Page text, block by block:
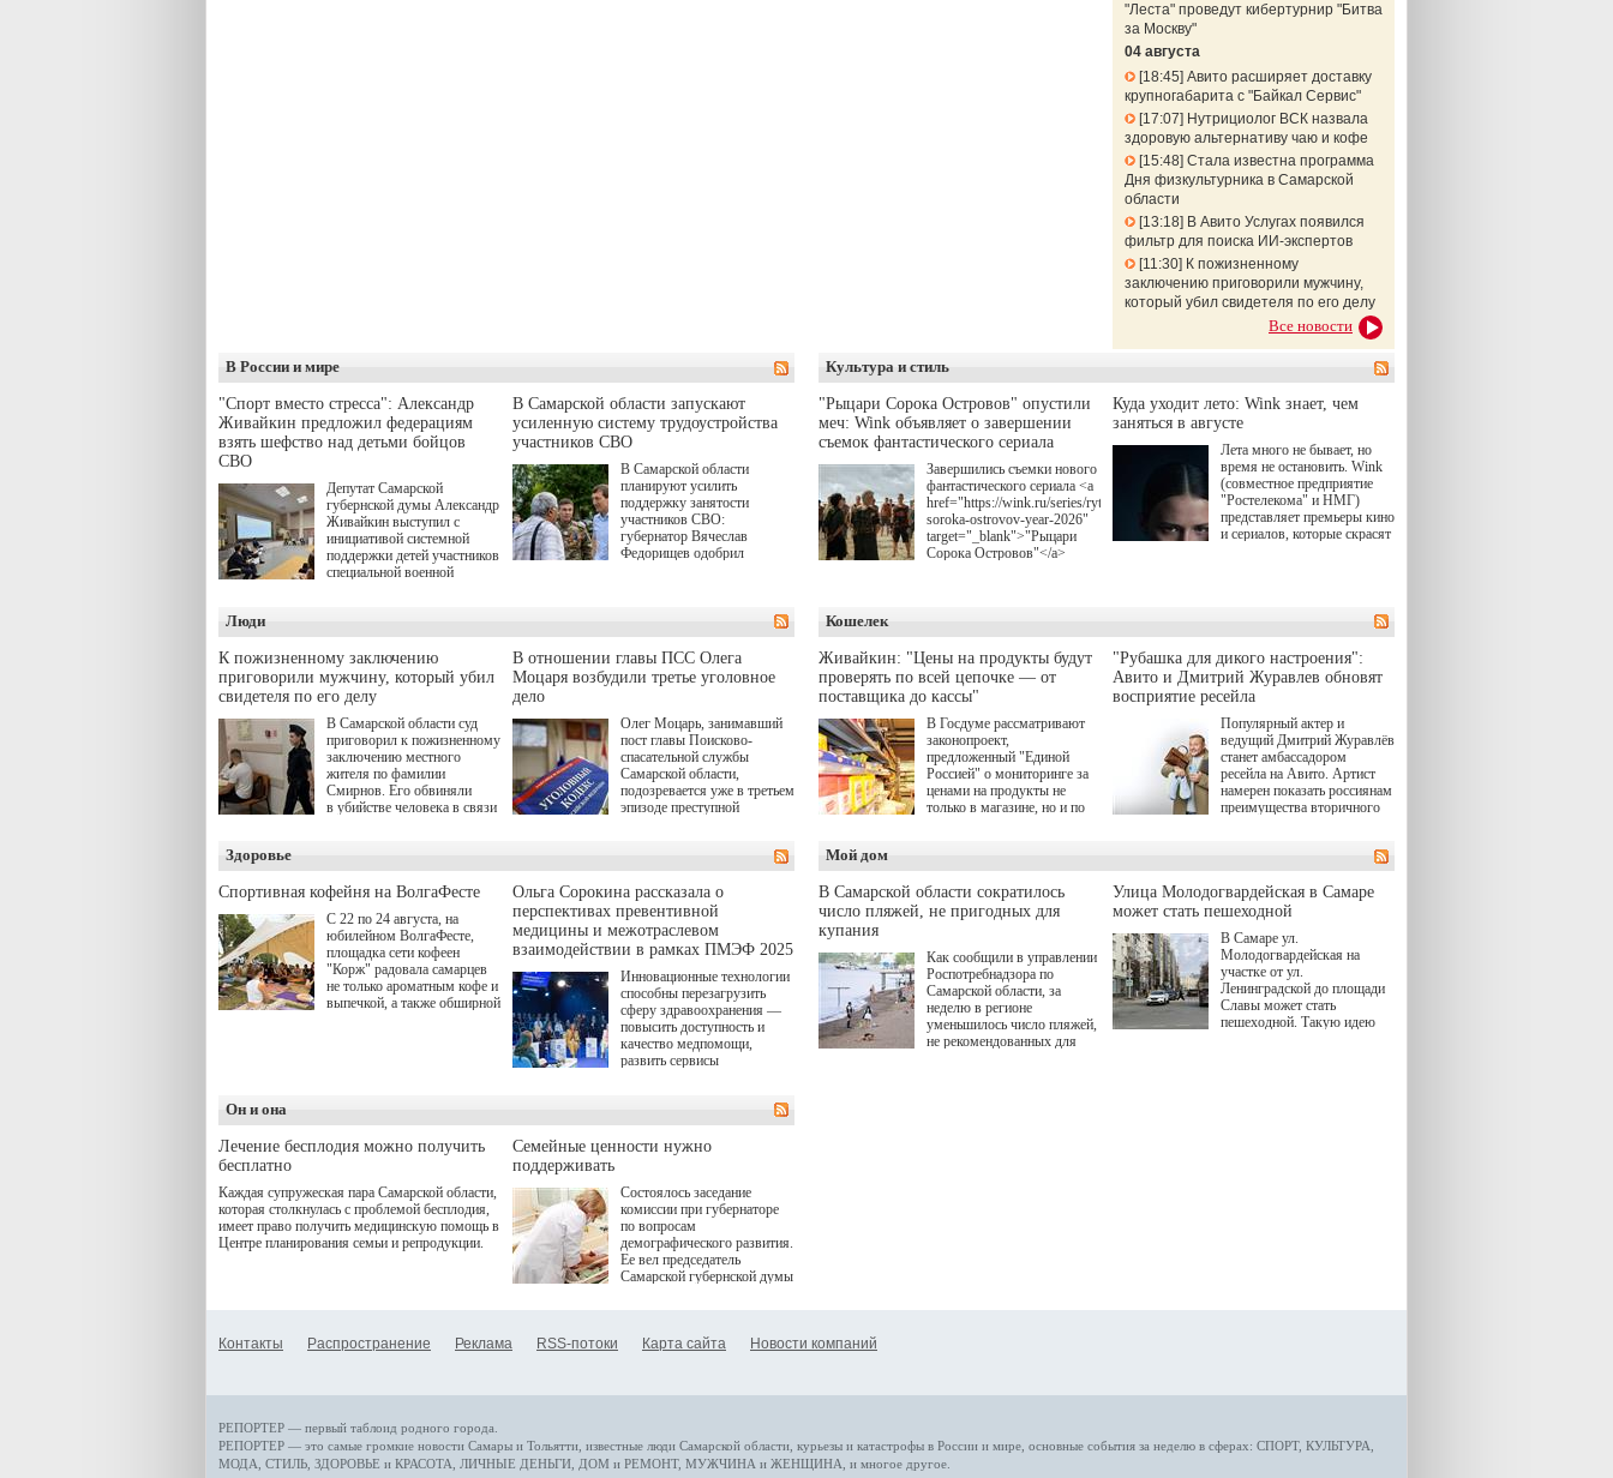
"Леста" проведут кибертурнир "Битва
за Москву"
04 августа
18:45 Авито расширяет доставку
крупногабарита с "Байкал Сервис"
17:07
Нутрициолог ВСК назвала
здоровую альтернативу чаю и кофе
15:48 Стала известна программа
Дня физкультурника в Самарской
области
13:18 В Авито Услугах появился
фильтр для поиска ИИ-экспертов
11:30 К пожизненному
заключению приговорили мужчину,
который убил свидетеля по его делу
Все новости
В России и мире
"Спорт вместо стресса": Александр
Живайкин предложил федерациям
взять шефство над детьми бойцов
СВО
Депутат Самарской
губернской думы Александр
Живайкин выступил с
инициативой системной
поддержки детей участников
специальной военной
"Помощь фронту и семьям
участников СВО", которая
прошла в Отрадном 7
августа.
В Самарской области запускают
усиленную систему трудоустройства
участников СВО
В Самарской области
планируют усилить
поддержку занятости
участников СВО:
губернатор Вячеслав
Федорищев одобрил
Живайкина, направленные
на трудоустройство и более
спокойную адаптацию к
мирной жизни.
Культура и стиль
"Рыцари Сорока Островов" опустили
меч: Wink объявляет о завершении
съемок фантастического сериала
Завершились съемки нового
фантастического сериала <a
href="https://wink.ru/series/rytsari-
soroka-ostrovov-year-2026"
target="_blank">"Рыцари
Сорока Островов"</a>
одноименного романа
Сергея Лукьяненко. Главные
роли в проекте исполнили
Артем Кошман, Полина
Гухман, Вероника
Устимова, Олег Савостюк,
Святослав Рогожан, Кузьма
Котрелёв, Никита
Кологривый, Елисей
Чучилин, Александра
Нестерова, Ника Жукова, а
Волкова в роли родителей.
Режиссер-постановщик
проекта — Егор Чичканов
(сериалы "Комбинация", "И
Куда уходит лето: Wink знает, чем
заняться в августе
Лета много не бывает, но
время не остановить. Wink
(совместное предприятие
"Ростелекома" и НМГ)
представляет премьеры кино
и сериалов, которые скрасят
target="_blank">"Холод"
</a> (18+) останется только
на экране — весь август по
четвергам продолжат
выходить новые эпизоды
сериала, в котором
беспощадным возмездием в
духе графа Монте-Кристо
занимается наша
современница.
Люди
К пожизненному заключению
приговорили мужчину, который убил
свидетеля по его делу
В Самарской области суд
приговорил к пожизненному
заключению местного
жителя по фамилии
Смирнов. Его обвиняли
в убийстве человека в связи
В отношении главы ПСС Олега
Моцаря возбудили третье уголовное
дело
Олег Моцарь, занимавший
пост главы Поисково-
спасательной службы
Самарской области,
подозревается уже в третьем
эпизоде преступной
о превышении полномочий,
а сам он находится в СИЗО.
Кошелек
Живайкин: "Цены на продукты будут
проверять по всей цепочке — от
поставщика до кассы"
В Госдуме рассматривают
законопроект,
предложенный "Единой
Россией" о мониторинге за
ценами на продукты не
только в магазине, но и по
подорожания было понятно,
где именно цена "поехала"
вверх и кто её разогнал.
"Рубашка для дикого настроения":
Авито и Дмитрий Журавлев обновят
восприятие ресейла
Популярный актер и
ведущий Дмитрий Журавлёв
станет амбассадором
ресейла на Авито. Артист
намерен показать россиянам
преимущества вторичного
для современного и умного
человека.
Здоровье
Спортивная кофейня на ВолгаФесте
С 22 по 24 августа, на
юбилейном ВолгаФесте,
площадка сети кофеен
"Корж" радовала самарцев
не только ароматным кофе и
выпечкой, а также обширной
Ольга Сорокина рассказала о
перспективах превентивной
медицины и межотраслевом
взаимодействии в рамках ПМЭФ 2025
Инновационные технологии
способны перезагрузить
сферу здравоохранения —
повысить доступность и
качество медпомощи,
развить сервисы
определенными барьерами.
К ним можно отнести
возникающие при работе с
данными пациентов. Для
более динамичного роста
проникновения инноваций в
сегмент необходимо кросс-
отраслевое взаимодействие
рассказала Ольга Сорокина,
ходе сессии "Развитие
качества жизни" в рамках
ПМЭФ 2025. В дискуссии
Мой дом
В Самарской области сократилось
число пляжей, не пригодных для
купания
Как сообщили в управлении
Роспотребнадзора по
Самарской области, за
неделю в регионе
уменьшилось число пляжей,
не рекомендованных для
Улица Молодогвардейская в Самаре
может стать пешеходной
В Самаре ул.
Молодогвардейская на
участке от ул.
Ленинградской до площади
Славы может стать
пешеходной. Такую идею
Он и она
Лечение бесплодия можно получить
бесплатно
Каждая супружеская пара Самарской области,
которая столкнулась с проблемой бесплодия,
имеет право получить медицинскую помощь в
Центре планирования семьи и репродукции.
Семейные ценности нужно
поддерживать
Состоялось заседание
комиссии при губернаторе
по вопросам
демографического развития.
Ее вел председатель
Самарской губернской думы
Контакты Распространение Реклама RSS-потоки Карта сайта Новости компаний
РЕПОРТЕР — первый таблоид родного города.
РЕПОРТЕР — это самые громкие новости Самары и Тольятти, известные люди Самарской области, курьезы и катастрофы в России и мире , основные события за неделю в сферах: СПОРТ, КУЛЬТУРА,
МОДА, СТИЛЬ ЗДОРОВЬЕ и КРАСОТА ЛИЧНЫЕ ДЕНЬГИ ДОМ и РЕМОНТ, МУЖЧИНА и ЖЕНЩИНА , и многое другое